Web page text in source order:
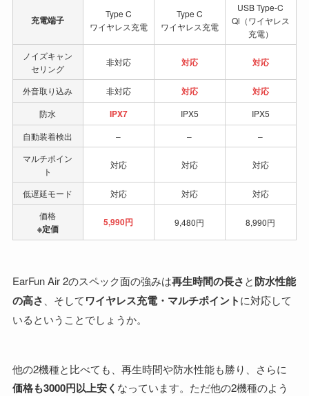
充電端子
Type C
ワイヤレス充電
Type C
ワイヤレス充電
USB Type-C
Qi（ワイヤレス
充電）
ノイズキャン
セリング
非対応 対応 対応
外音取り込み 非対応 対応 対応
防水 IPX7 IPX5
IPX5
自動装着検出
– –
–
マルチポイン
ト
対応 対応 対応
低遅延モード 対応 対応
対応
価格
※定価
5,990円 9,480円 8,990円
EarFun Air 2のスペック面の強みは再生時間の長さと防水性能
の高さ 、そしてワイヤレス充電・マルチポイントに対応して
いるということでしょうか。
他の2機種と比べても、再生時間や防水性能も勝り、さらに
価格も3000円以上安く なっています。ただ他の2機種のよう